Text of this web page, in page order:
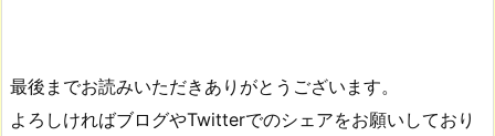
最後までお読みいただきありがとうございます。
よろしければブログやTwitterでのシェアをお願いしており